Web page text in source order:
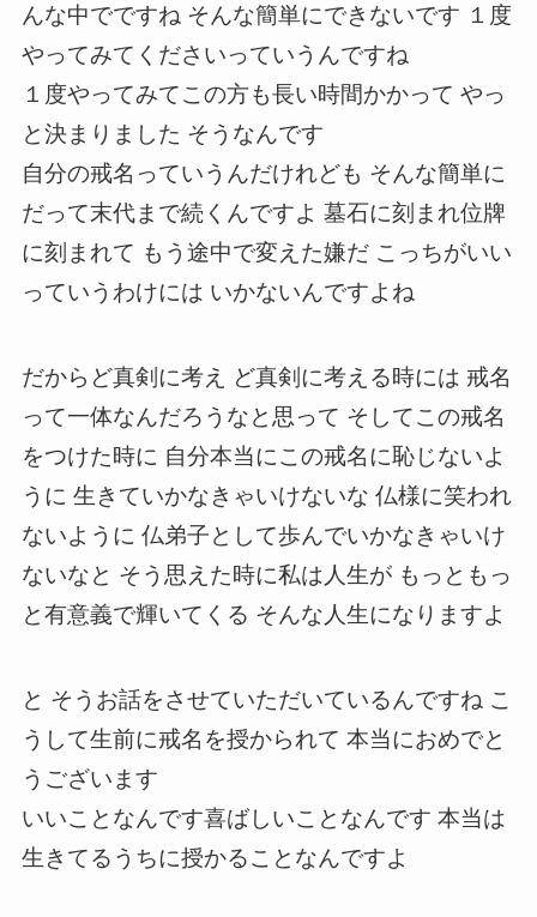
んな中でですね そんな簡単にできないです １度
やってみてくださいっていうんですね
１度やってみてこの方も長い時間かかって やっ
と決まりました そうなんです
自分の戒名っていうんだけれども そんな簡単に
だって末代まで続くんですよ 墓石に刻まれ位牌
に刻まれて もう途中で変えた嫌だ こっちがいい
っていうわけには いかないんですよね
だからど真剣に考え ど真剣に考える時には 戒名
って一体なんだろうなと思って そしてこの戒名
をつけた時に 自分本当にこの戒名に恥じないよ
うに 生きていかなきゃいけないな 仏様に笑われ
ないように 仏弟子として歩んでいかなきゃいけ
ないなと そう思えた時に私は人生が もっともっ
と有意義で輝いてくる そんな人生になりますよ
と そうお話をさせていただいているんですね こ
うして生前に戒名を授かられて 本当におめでと
うございます
いいことなんです喜ばしいことなんです 本当は
生きてるうちに授かることなんですよ